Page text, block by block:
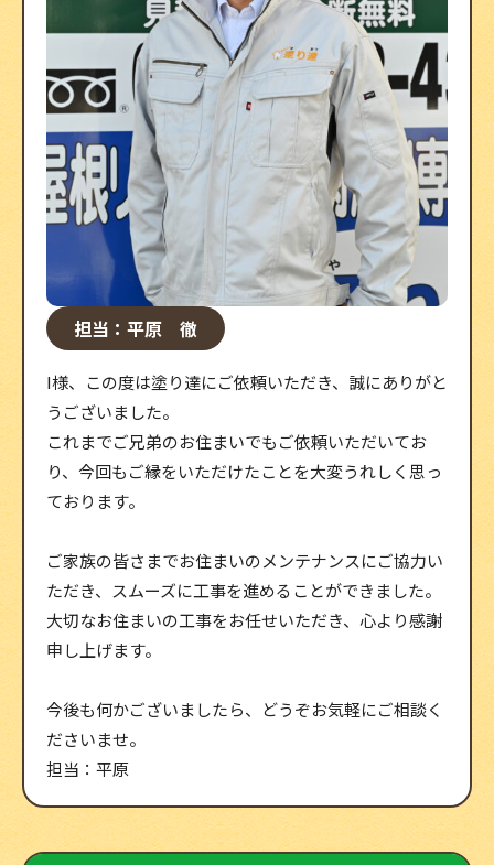
担当：平原 徹
I様、この度は塗り達にご依頼いただき、誠にありがと
うございました。
これまでご兄弟のお住まいでもご依頼いただいてお
り、今回もご縁をいただけたことを大変うれしく思っ
ております。
ご家族の皆さまでお住まいのメンテナンスにご協力い
ただき、スムーズに工事を進めることができました。
大切なお住まいの工事をお任せいただき、心より感謝
申し上げます。
今後も何かございましたら、どうぞお気軽にご相談く
ださいませ。
担当：平原